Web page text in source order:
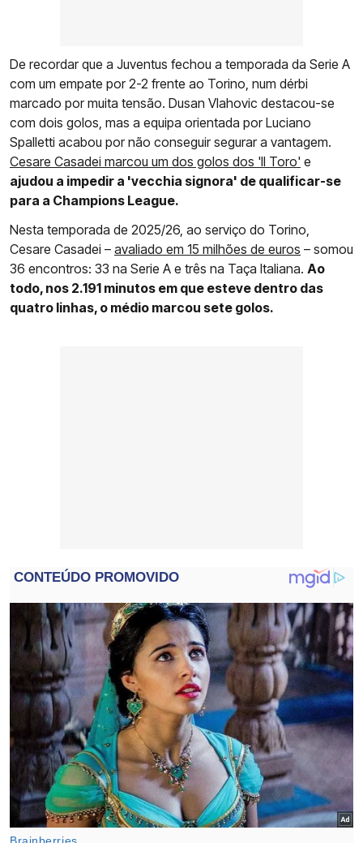
De recordar que a Juventus fechou a temporada da Serie A
com um empate por 2-2 frente ao Torino, num dérbi
marcado por muita tensão. Dusan Vlahovic destacou-se
com dois golos, mas a equipa orientada por Luciano
Spalletti acabou por não conseguir segurar a vantagem.
Cesare Casadei marcou um dos golos dos 'Il Toro' e
ajudou a impedir a 'vecchia signora' de qualificar-se
para a Champions League.
Nesta temporada de 2025/26, ao serviço do Torino,
Cesare Casadei – avaliado em 15 milhões de euros – somou
36 encontros: 33 na Serie A e três na Taça Italiana. Ao
todo, nos 2.191 minutos em que esteve dentro das
quatro linhas, o médio marcou sete golos.